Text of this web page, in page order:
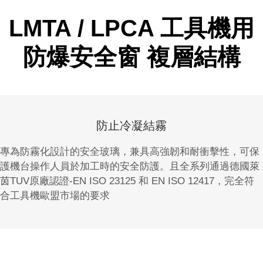
LMTA / LPCA 工具機用
防爆安全窗 複層結構
防止冷凝結霧
專為防霧化設計的安全玻璃，兼具高強韌和耐衝擊性，可保
護機台操作人員於加工時的安全防護。且全系列通過德國萊
茵TUV原廠認證-EN ISO 23125 和 EN ISO 12417，完全符
合工具機歐盟市場的要求